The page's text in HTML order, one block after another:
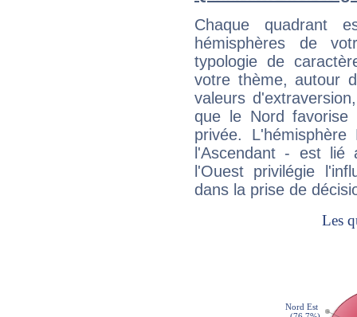
Chaque quadrant
hémisphères de
typologie de
votre thème, autour
valeurs
que le Nord favorise
privée.
l'Ascendant - est
l'Ouest privilégie
dans la prise de